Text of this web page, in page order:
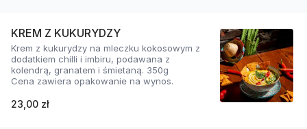
KREM Z KUKURYDZY
Krem z kukurydzy na mleczku kokosowym z
dodatkiem chilli i imbiru, podawana z
kolendrą, granatem i śmietaną. 350g
Cena zawiera opakowanie na wynos.
23,00 zł